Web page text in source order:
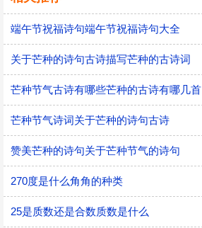
端午节祝福诗句端午节祝福诗句大全
关于芒种的诗句古诗描写芒种的古诗词
芒种节气古诗有哪些芒种的古诗有哪几首
芒种节气诗词关于芒种的诗句古诗
赞美芒种的诗句关于芒种节气的诗句
270度是什么角角的种类
25是质数还是合数质数是什么